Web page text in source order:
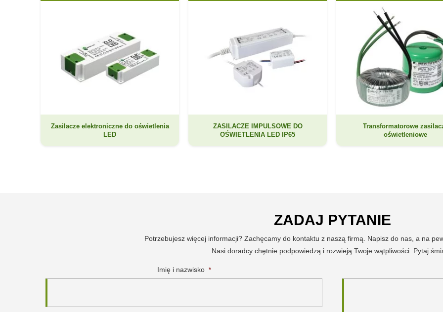
Zasilacze elektroniczne do oświetlenia
LED
ZASILACZE IMPULSOWE DO
OŚWIETLENIA LED IP65
Transformatorowe
oświetleniowe
ZADAJ PYTANIE
Potrzebujesz więcej informacji? Zachęcamy do kontaktu z naszą firmą. Napisz do nas, a na
Nasi doradcy chętnie podpowiedzą i rozwieją Twoje wątpliwości. Pytaj
Imię i nazwisko *